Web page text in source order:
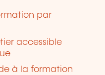
par
accessible
à la formation